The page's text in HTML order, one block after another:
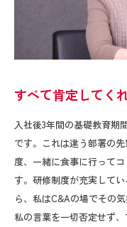
すべて肯定してく
入社後3年間の基礎教育期
です。これは違う部署の
度、一緒に食事に行って
す。研修制度が充実して
ら、私はC&Aの場でその
私の言葉を一切否定せず